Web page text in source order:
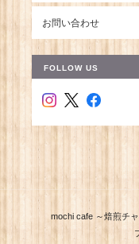
お問い合わせ
FOLLOW US
mochi cafe ～焙煎チ